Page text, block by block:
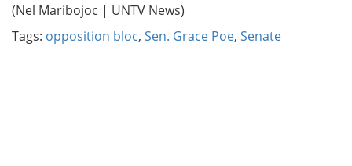
(Nel Maribojoc | UNTV News)
Tags: opposition bloc, Sen. Grace Poe, Senate